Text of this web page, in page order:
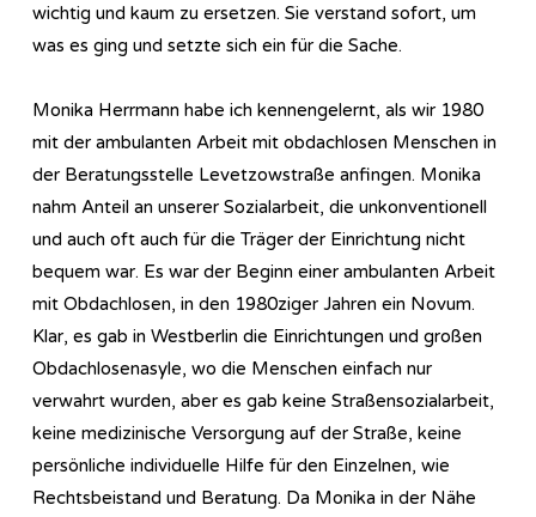
wichtig und kaum zu ersetzen. Sie verstand sofort, um
was es ging und setzte sich ein für die Sache.
Monika Herrmann habe ich kennengelernt, als wir 1980
mit der ambulanten Arbeit mit obdachlosen Menschen in
der Beratungsstelle Levetzowstraße anfingen. Monika
nahm Anteil an unserer Sozialarbeit, die unkonventionell
und auch oft auch für die Träger der Einrichtung nicht
bequem war. Es war der Beginn einer ambulanten Arbeit
mit Obdachlosen, in den 1980ziger Jahren ein Novum.
Klar, es gab in Westberlin die Einrichtungen und großen
Obdachlosenasyle, wo die Menschen einfach nur
verwahrt wurden, aber es gab keine Straßensozialarbeit,
keine medizinische Versorgung auf der Straße, keine
persönliche individuelle Hilfe für den Einzelnen, wie
Rechtsbeistand und Beratung. Da Monika in der Nähe